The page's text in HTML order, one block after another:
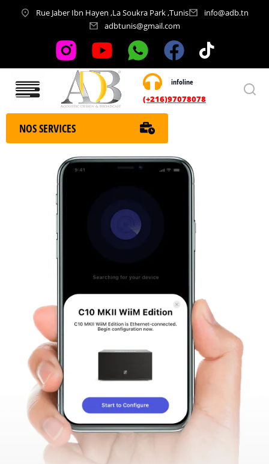
Rue Jaber Ibn Hayen ,La Soukra Park ,Tunis
info@adb.tn
adbtunis@gmail.com
infoline
(+216)97078078
Nos services
NOS SERVICES